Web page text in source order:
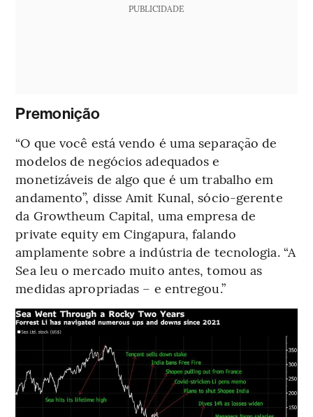
PUBLICIDADE
Premonição
“O que você está vendo é uma separação de
modelos de negócios adequados e
monetizáveis de algo que é um trabalho em
andamento”, disse Amit Kunal, sócio-gerente
da Growtheum Capital, uma empresa de
private equity em Cingapura, falando
amplamente sobre a indústria de tecnologia. “A
Sea leu o mercado muito antes, tomou as
medidas apropriadas – e entregou.”